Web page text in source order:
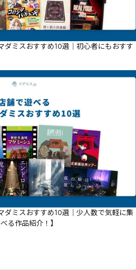
ダミスおすすめ10選｜初心者にもおすす
ダミスおすすめ10選｜少人数で気軽に集
る作品紹介！】